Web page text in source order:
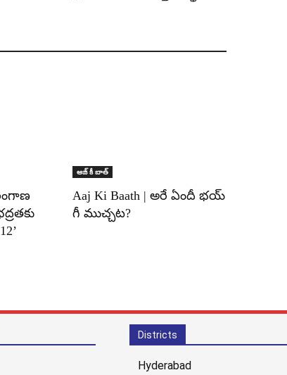
ఆజ్ కీ బాత్
Aaj Ki Baath | అరే ఏందీ భయ్
గీ ముచ్చట?
Districts
Hyderabad